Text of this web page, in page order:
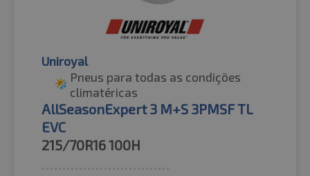
Uniroyal
Pneus para todas as condições
climatéricas
AllSeasonExpert 3 M+S 3PMSF TL
EVC
215/70R16100H